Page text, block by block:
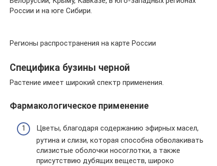
России и на юге Сибири.
Регионы распространения на карте России
Специфика бузины черной
Растение имеет широкий спектр применения.
Фармакологическое применение
Цветы, благодаря содержанию эфирных масел,
рутина и слизи, которая способна обволакивать
слизистые оболочки носоглотки, а также
присутствию дубящих веществ, широко